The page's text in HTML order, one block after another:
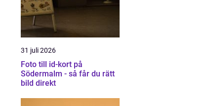
31 juli 2026
Foto till id-kort på
Södermalm - så får du rätt
bild direkt